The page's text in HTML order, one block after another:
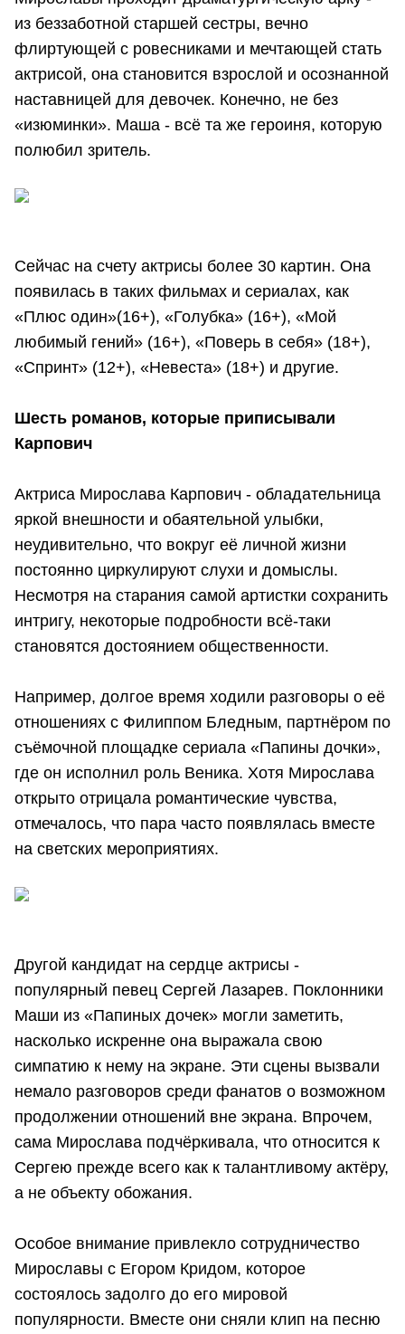
из беззаботной старшей сестры, вечно
флиртующей с ровесниками и мечтающей стать
актрисой, она становится взрослой и осознанной
наставницей для девочек. Конечно, не без
«изюминки». Маша - всё та же героиня, которую
полюбил зритель.
Сейчас на счету актрисы более 30 картин. Она
появилась в таких фильмах и сериалах, как
«Плюс один»(16+), «Голубка» (16+), «Мой
любимый гений» (16+), «Поверь в себя» (18+),
«Спринт» (12+), «Невеста» (18+) и другие.
Шесть романов, которые приписывали
Карпович
Актриса Мирослава Карпович - обладательница
яркой внешности и обаятельной улыбки,
неудивительно, что вокруг её личной жизни
постоянно циркулируют слухи и домыслы.
Несмотря на старания самой артистки сохранить
интригу, некоторые подробности всё-таки
становятся достоянием общественности.
Например, долгое время ходили разговоры о её
отношениях с Филиппом Бледным, партнёром по
съёмочной площадке сериала «Папины дочки»,
где он исполнил роль Веника. Хотя Мирослава
открыто отрицала романтические чувства,
отмечалось, что пара часто появлялась вместе
на светских мероприятиях.
Другой кандидат на сердце актрисы -
популярный певец Сергей Лазарев. Поклонники
Маши из «Папиных дочек» могли заметить,
насколько искренне она выражала свою
симпатию к нему на экране. Эти сцены вызвали
немало разговоров среди фанатов о возможном
продолжении отношений вне экрана. Впрочем,
сама Мирослава подчёркивала, что относится к
Сергею прежде всего как к талантливому актёру,
а не объекту обожания.
Особое внимание привлекло сотрудничество
Мирославы с Егором Кридом, которое
состоялось задолго до его мировой
популярности. Вместе они сняли клип на песню